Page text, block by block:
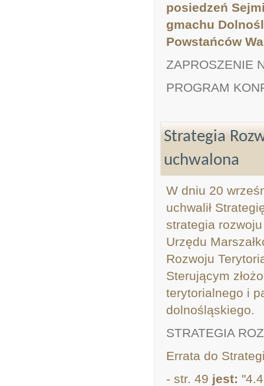
posiedzeń
gmachu
Powstańców
ZAPROSZENIE
PROGRAM
Strategia
uchwalona
W dniu 20
uchwalił
strategia
Urzędu
Rozwoju
Sterującym
terytorialnego i
dolnośląskiego.
STRATEGIA
Errata do
- str. 49 jest: